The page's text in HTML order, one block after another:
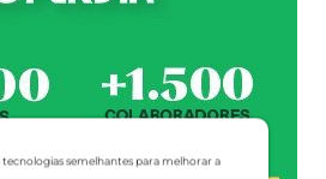
tecnologias semelhantes para melhorar a